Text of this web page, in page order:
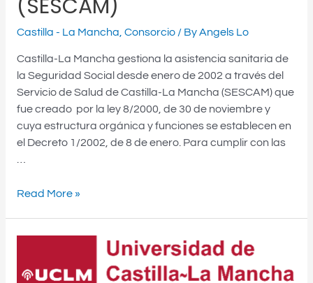
(SESCAM)
Castilla - La Mancha Consorcio/ ByAngels Lo
Castilla-La Mancha gestiona la asistencia sanitaria de
la Seguridad Social desde enero de 2002 a través del
Servicio de Salud de Castilla-La Mancha (SESCAM) que
fue creado por la ley 8/2000, de 30 de noviembre y
cuya estructura orgánica y funciones se establecen en
el Decreto 1/2002, de 8 de enero. Para cumplir con las
…
Read More »
Castilla-